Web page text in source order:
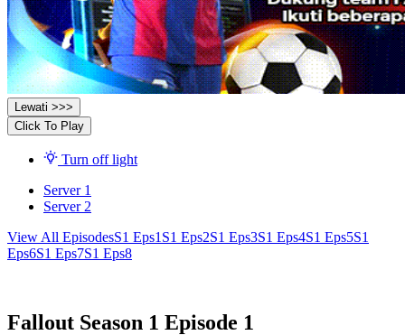
Lewati >>>
Click To Play
Turn off light
Server 1
Server 2
View All EpisodesS1 Eps1 S1 Eps2S1 Eps3S1 Eps4S1 Eps5S1
Eps6S1 Eps7S1 Eps8
Fallout Season 1 Episode 1